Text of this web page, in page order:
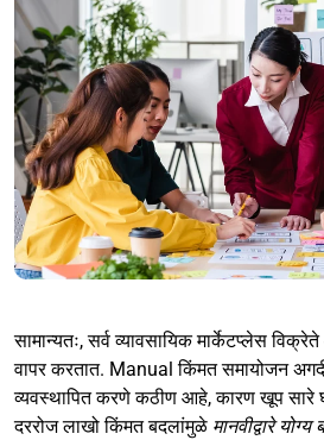
सामान्यतः, सर्व व्यावसायिक मार्केटप्लेस
वापर करतात. Manual किंमत समायोजन
व्यवस्थापित करणे कठीण आहे, कारण खूप सारे
दररोज लाखो किंमत बदलांमुळे मानवीद्वारे